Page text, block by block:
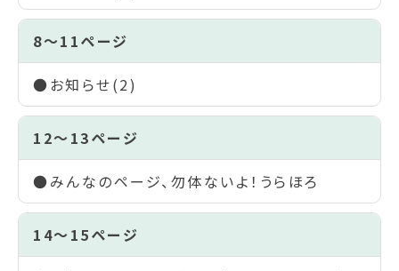
8～11ページ
●お知らせ(2)
12～13ページ
●みんなのページ、勿体ないよ！うらほろ
14～15ページ